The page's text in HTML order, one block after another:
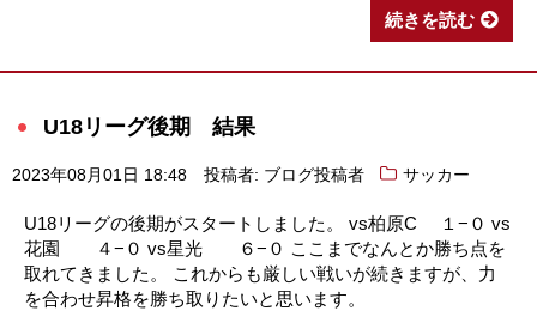
続きを読む
U18リーグ後期 結果
2023年08月01日 18:48 投稿者: ブログ投稿者 サッカー
U18リーグの後期がスタートしました。 vs柏原C １−０ vs
花園 ４−０ vs星光 ６−０ ここまでなんとか勝ち点を
取れてきました。 これからも厳しい戦いが続きますが、力
を合わせ昇格を勝ち取りたいと思います。